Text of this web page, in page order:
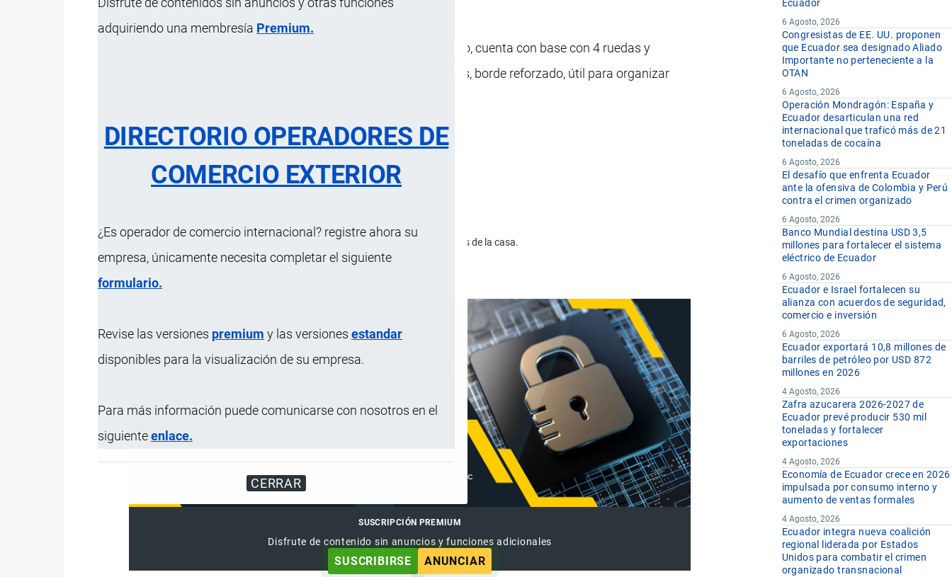
adquiriendo una membresía Premium.
DIRECTORIO OPERADORES DE
COMERCIO EXTERIOR
¿Es operador de comercio internacional? registre ahora su
empresa, únicamente necesita completar el siguiente
formulario.
Revise las versiones premium y las versiones estandar
disponibles para la visualización de su empresa.
Para más información puede comunicarse con nosotros en el
siguienteenlace.
CERRAR
Caja organizadora de plástico polipropileno de uso doméstico, cuenta con base con 4 ruedas y
paredes sólidas, tapa superior sólida, 2 manijas a los laterales, borde reforzado, útil para organizar
Ancho
60 cm
Organizar objetos diversos en dormitorios y espacios interiores de la casa.
Presentación
Unidad.
SUSCRIPCIÓN PREMIUM
Disfrute de contenido sin anuncios y funciones adicionales
SUSCRIBIRSE ANUNCIAR
Ecuador
6 Agosto, 2026
Congresistas de EE. UU. proponen
que Ecuador sea designado Aliado
Importante no perteneciente a la
OTAN
6 Agosto, 2026
Operación Mondragón: España y
Ecuador desarticulan una red
internacional que traficó más de 21
toneladas de cocaína
6 Agosto, 2026
El desafío que enfrenta Ecuador
ante la ofensiva de Colombia y Perú
contra el crimen organizado
6 Agosto, 2026
Banco Mundial destina USD 3,5
millones para fortalecer el sistema
eléctrico de Ecuador
6 Agosto, 2026
Ecuador e Israel fortalecen su
alianza con acuerdos de seguridad,
comercio e inversión
6 Agosto, 2026
Ecuador exportará 10,8 millones de
barriles de petróleo por USD 872
millones en 2026
4 Agosto, 2026
Zafra azucarera 2026-2027 de
Ecuador prevé producir 530 mil
toneladas y fortalecer
exportaciones
4 Agosto, 2026
Economía de Ecuador crece en 2026
impulsada por consumo interno y
aumento de ventas formales
4 Agosto, 2026
Ecuador integra nueva coalición
regional liderada por Estados
Unidos para combatir el crimen
organizado transnacional